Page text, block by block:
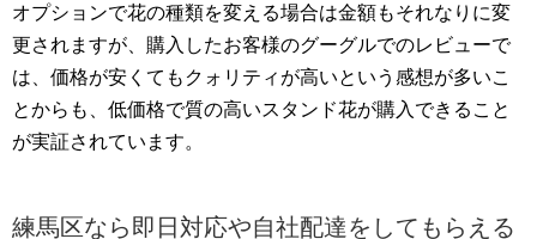
オプションで花の種類を変える場合は金額もそれなりに変
更されますが、購入したお客様のグーグルでのレビューで
は、価格が安くてもクォリティが高いという感想が多いこ
とからも、低価格で質の高いスタンド花が購入できること
が実証されています。
練馬区なら即日対応や自社配達をしてもらえる